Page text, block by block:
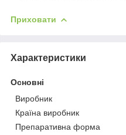
Приховати
Характеристики
Основні
Виробник
Країна виробник
Препаративна форма